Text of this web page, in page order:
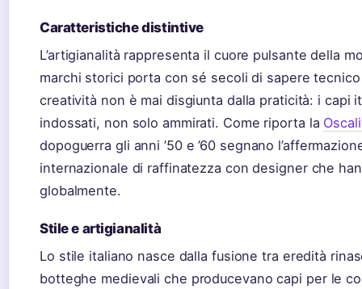
Caratteristiche distintive
L’artigianalità rappresenta il cuore pulsante della
marchi storici porta con sé secoli di sapere
creatività non è mai disgiunta dalla praticità: i capi
indossati, non solo ammirati. Come riporta la
dopoguerra gli anni ’50 e ’60 segnano
internazionale di raffinatezza con designer che
globalmente.
Stile e artigianalità
Lo stile italiano nasce dalla fusione tra eredità
botteghe medievali che producevano capi per le